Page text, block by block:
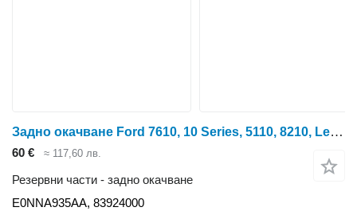
Задно окачване Ford 7610, 10 Series, 5110, 8210, Leveling Box Assembly E0nna935aa, 8 E0NNA935AA за колесен трактор
60 € ≈ 117,60 лв.
Резервни части - задно окачване
E0NNA935AA, 83924000